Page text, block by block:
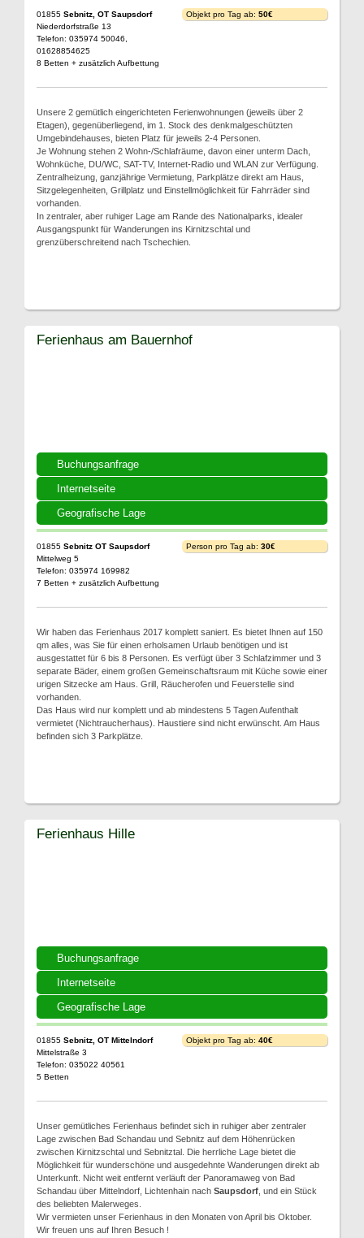
01855 Sebnitz, OT Saupsdorf
Niederdorfstraße 13
Telefon: 035974 50046,
01628854625
8 Betten + zusätzlich Aufbettung
Objekt pro Tag ab: 50€
Unsere 2 gemütlich eingerichteten Ferienwohnungen (jeweils über 2
Etagen), gegenüberliegend, im 1. Stock des denkmalgeschützten
Umgebindehauses, bieten Platz für jeweils 2-4 Personen.
Je Wohnung stehen 2 Wohn-/Schlafräume, davon einer unterm Dach,
Wohnküche, DU/WC, SAT-TV, Internet-Radio und WLAN zur Verfügung.
Zentralheizung, ganzjährige Vermietung, Parkplätze direkt am Haus,
Sitzgelegenheiten, Grillplatz und Einstellmöglichkeit für Fahrräder sind
vorhanden.
In zentraler, aber ruhiger Lage am Rande des Nationalparks, idealer
Ausgangspunkt für Wanderungen ins Kirnitzschtal und
grenzüberschreitend nach Tschechien.
Buchungsanfrage
Internetseite
Geografische Lage
Ferienhaus am Bauernhof
01855 Sebnitz OT Saupsdorf
Mittelweg 5
Telefon: 035974 169982
7 Betten + zusätzlich Aufbettung
Person pro Tag ab: 30€
Wir haben das Ferienhaus 2017 komplett saniert. Es bietet Ihnen auf 150
qm alles, was Sie für einen erholsamen Urlaub benötigen und ist
ausgestattet für 6 bis 8 Personen. Es verfügt über 3 Schlafzimmer und 3
separate Bäder, einem großen Gemeinschaftsraum mit Küche sowie einer
urigen Sitzecke am Haus. Grill, Räucherofen und Feuerstelle sind
vorhanden.
Das Haus wird nur komplett und ab mindestens 5 Tagen Aufenthalt
vermietet (Nichtraucherhaus). Haustiere sind nicht erwünscht. Am Haus
befinden sich 3 Parkplätze.
Buchungsanfrage
Internetseite
Geografische Lage
Ferienhaus Hille
01855 Sebnitz, OT Mittelndorf
Mittelstraße 3
Telefon: 035022 40561
5 Betten
Objekt pro Tag ab: 40€
Unser gemütliches Ferienhaus befindet sich in ruhiger aber zentraler
Lage zwischen Bad Schandau und Sebnitz auf dem Höhenrücken
zwischen Kirnitzschtal und Sebnitztal. Die herrliche Lage bietet die
Möglichkeit für wunderschöne und ausgedehnte Wanderungen direkt ab
Unterkunft. Nicht weit entfernt verläuft der Panoramaweg von Bad
Schandau über Mittelndorf, Lichtenhain nach Saupsdorf , und ein Stück
des beliebten Malerweges.
Wir vermieten unser Ferienhaus in den Monaten von April bis Oktober.
Wir freuen uns auf Ihren Besuch !